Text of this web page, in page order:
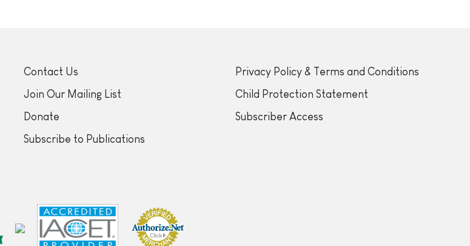
Contact Us
Join Our Mailing List
Donate
Subscribe to Publications
Privacy Policy & Terms and Conditions
Child Protection Statement
Subscriber Access